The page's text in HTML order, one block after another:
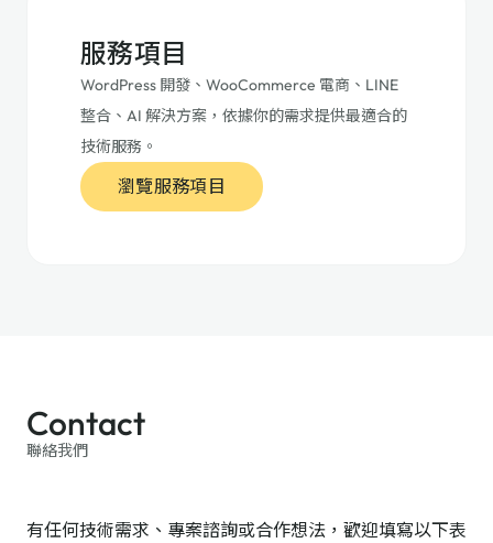
服務項目
WordPress 開發、WooCommerce 電商、LINE
整合、AI 解決方案，依據你的需求提供最適合的
技術服務。
瀏覽服務項目
Contact
聯絡我們
有任何技術需求、專案諮詢或合作想法，歡迎填寫以下表